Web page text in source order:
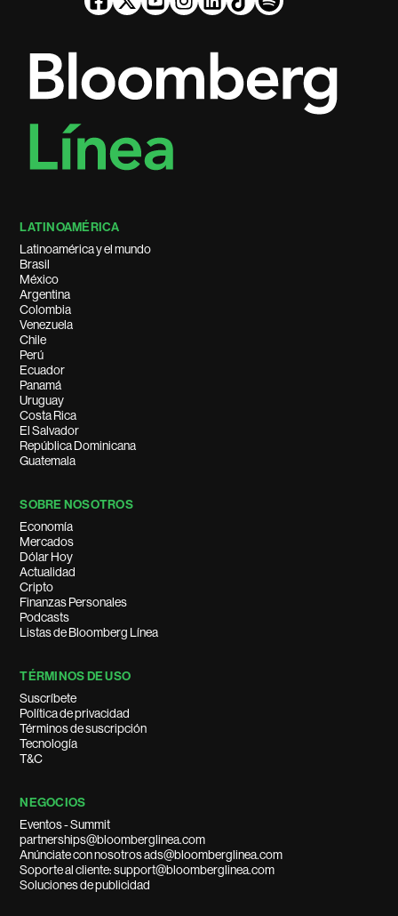
LATINOAMÉRICA
Latinoamérica y el mundo
Brasil
México
Argentina
Colombia
Venezuela
Chile
Perú
Ecuador
Panamá
Uruguay
Costa Rica
El Salvador
República Dominicana
Guatemala
SOBRE NOSOTROS
Economía
Mercados
Dólar Hoy
Actualidad
Cripto
Finanzas Personales
Podcasts
Listas de Bloomberg Línea
TÉRMINOS DE USO
Suscríbete
Política de privacidad
Términos de suscripción
Tecnología
T&C
NEGOCIOS
Eventos - Summit
partnerships@bloomberglinea.com
Anúnciate con nosotros ads@bloomberglinea.com
Soporte al cliente: support@bloomberglinea.com
Soluciones de publicidad